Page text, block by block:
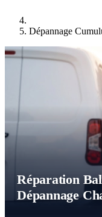
Dépannage
Réparation
Dépannage